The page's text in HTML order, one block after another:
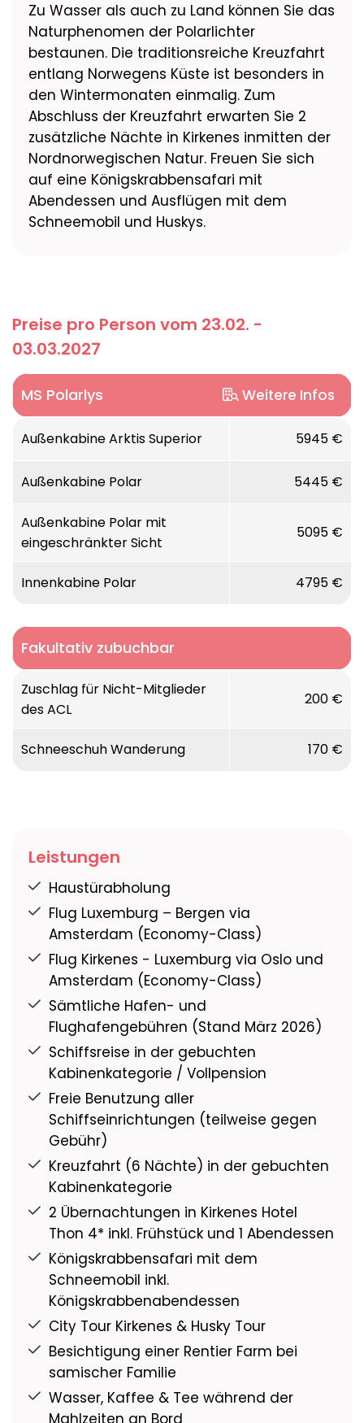
Zu Wasser als auch zu Land können Sie das
Naturphenomen der Polarlichter
bestaunen. Die traditionsreiche Kreuzfahrt
entlang Norwegens Küste ist besonders in
den Wintermonaten einmalig. Zum
Abschluss der Kreuzfahrt erwarten Sie 2
zusätzliche Nächte in Kirkenes inmitten der
Nordnorwegischen Natur. Freuen Sie sich
auf eine Königskrabbensafari mit
Abendessen und Ausflügen mit dem
Schneemobil und Huskys.
Preise pro Person vom 23.02. -
03.03.2027
MS Polarlys Weitere Infos
Die MS Polarlys ist ein Passagierschiff, das
betrieben wird. Es ist eines der Schiffe, die
für ihre spektakulären Fjord- und
Küstenrouten bekannt sind.
Bauwerft: Ulstein Verft, Ulsteinvik,
Bruttoraumzahl:11.341 BRZ
Länge:
Passagierkapazität:
Außenkabine Arktis Superior 5945 €
Außenkabine Polar 5445 €
Außenkabine Polar mit
eingeschränkter Sicht
5095 €
Innenkabine Polar 4795 €
Fakultativ zubuchbar
Zuschlag für Nicht-Mitglieder
des ACL
200 €
Schneeschuh Wanderung 170 €
Leistungen
Haustürabholung
Flug Luxemburg – Bergen via
Amsterdam (Economy-Class)
Flug Kirkenes - Luxemburg via Oslo und
Amsterdam (Economy-Class)
Sämtliche Hafen- und
Flughafengebühren (Stand März 2026)
Schiffsreise in der gebuchten
Kabinenkategorie / Vollpension
Freie Benutzung aller
Schiffseinrichtungen (teilweise gegen
Gebühr)
Kreuzfahrt (6 Nächte) in der gebuchten
Kabinenkategorie
2 Übernachtungen in Kirkenes Hotel
Thon 4* inkl. Frühstück und 1 Abendessen
Königskrabbensafari mit dem
Schneemobil inkl.
Königskrabbenabendessen
City Tour Kirkenes & Husky Tour
Besichtigung einer Rentier Farm bei
samischer Familie
Wasser, Kaffee & Tee während der
Mahlzeiten an Bord